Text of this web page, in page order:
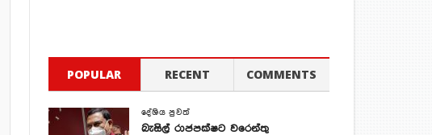
POPULAR RECENT COMMENTS
දේශිය පුවත්
බැසිල් රාජපක්ෂට වරෙන්තු